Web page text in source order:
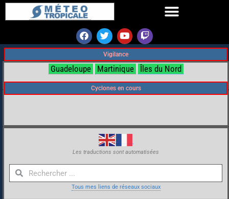
Vigilance
Guadeloupe Martinique Îles du Nord
Cyclones en cours
Les traductions sont automatisées
Tous mes liens de réseaux sociaux